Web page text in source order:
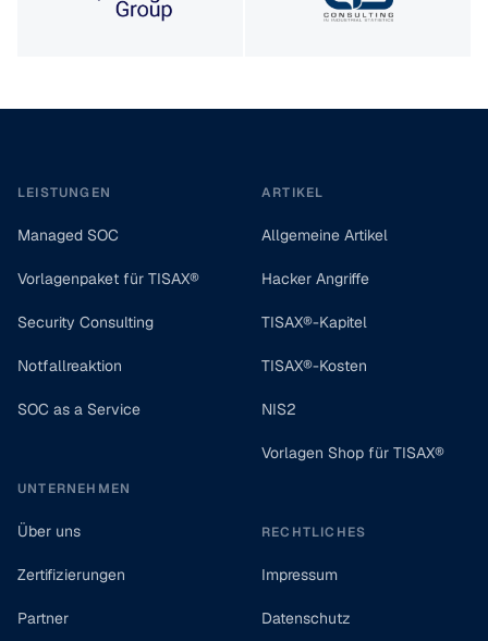
LEISTUNGEN
Managed SOC
Vorlagenpaket für TISAX®
Security Consulting
Notfallreaktion
SOC as a Service
UNTERNEHMEN
Über uns
Zertifizierungen
Partner
ARTIKEL
Allgemeine Artikel
Hacker Angriffe
TISAX®-Kapitel
TISAX®-Kosten
NIS2
Vorlagen Shop für TISAX®
RECHTLICHES
Impressum
Datenschutz